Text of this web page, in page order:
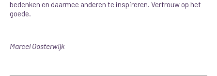
bedenken en daarmee anderen te inspireren. Vertrouw op het
goede.
Marcel Oosterwijk